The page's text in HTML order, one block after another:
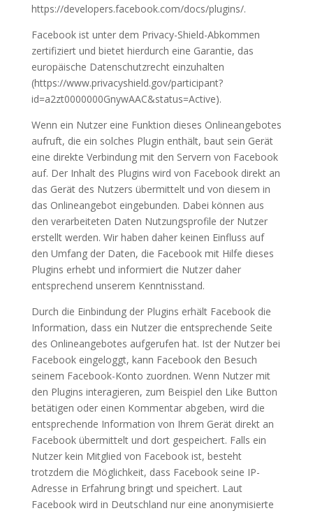
https://developers.facebook.com/docs/plugins/.
Facebook ist unter dem Privacy-Shield-Abkommen
zertifiziert und bietet hierdurch eine Garantie, das
europäische Datenschutzrecht einzuhalten
(https://www.privacyshield.gov/participant?
id=a2zt0000000GnywAAC&status=Active).
Wenn ein Nutzer eine Funktion dieses Onlineangebotes
aufruft, die ein solches Plugin enthält, baut sein Gerät
eine direkte Verbindung mit den Servern von Facebook
auf. Der Inhalt des Plugins wird von Facebook direkt an
das Gerät des Nutzers übermittelt und von diesem in
das Onlineangebot eingebunden. Dabei können aus
den verarbeiteten Daten Nutzungsprofile der Nutzer
erstellt werden. Wir haben daher keinen Einfluss auf
den Umfang der Daten, die Facebook mit Hilfe dieses
Plugins erhebt und informiert die Nutzer daher
entsprechend unserem Kenntnisstand.
Durch die Einbindung der Plugins erhält Facebook die
Information, dass ein Nutzer die entsprechende Seite
des Onlineangebotes aufgerufen hat. Ist der Nutzer bei
Facebook eingeloggt, kann Facebook den Besuch
seinem Facebook-Konto zuordnen. Wenn Nutzer mit
den Plugins interagieren, zum Beispiel den Like Button
betätigen oder einen Kommentar abgeben, wird die
entsprechende Information von Ihrem Gerät direkt an
Facebook übermittelt und dort gespeichert. Falls ein
Nutzer kein Mitglied von Facebook ist, besteht
trotzdem die Möglichkeit, dass Facebook seine IP-
Adresse in Erfahrung bringt und speichert. Laut
Facebook wird in Deutschland nur eine anonymisierte